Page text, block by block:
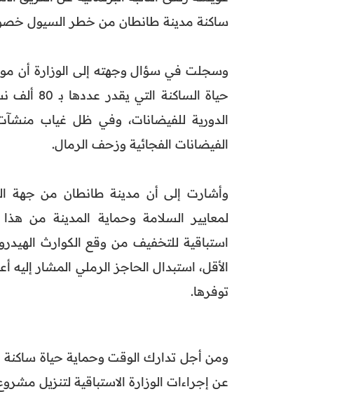
ساكنة مدينة طانطان من خطر السيول
وسجلت في سؤال وجهته إلى الوزارة أن
حياة
الدورية للفيضانات، وفي ظل غياب
الفيضانات الفجائية وزحف الرمال.
وأشارت إلى أن مدينة طانطان من جهة
لمعايير السلامة وحماية المدينة
استباقية للتخفيف من وقع الكوارث
الأقل، استبدال الحاجز الرملي المشار
توفرها.
ومن أجل تدارك الوقت وحماية حياة ساكنة
عن إجراءات الوزارة الاستباقية لتنزيل